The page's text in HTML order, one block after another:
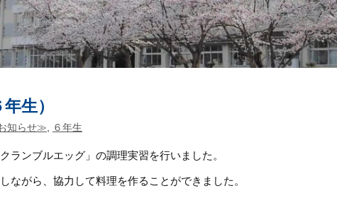
生）
知らせ≫ ６年生
ランブルエッグ」の調理実習を行いました。
ながら、協力して料理を作ることができました。